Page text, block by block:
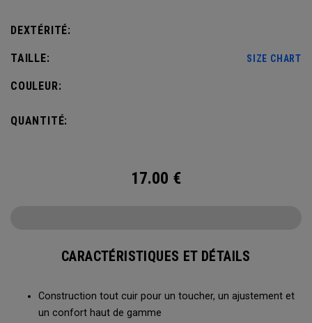
DEXTÉRITÉ:
TAILLE: SIZE CHART
COULEUR:
QUANTITÉ:
17.00 €
CARACTÉRISTIQUES ET DÉTAILS
Construction tout cuir pour un toucher, un ajustement et
un confort haut de gamme